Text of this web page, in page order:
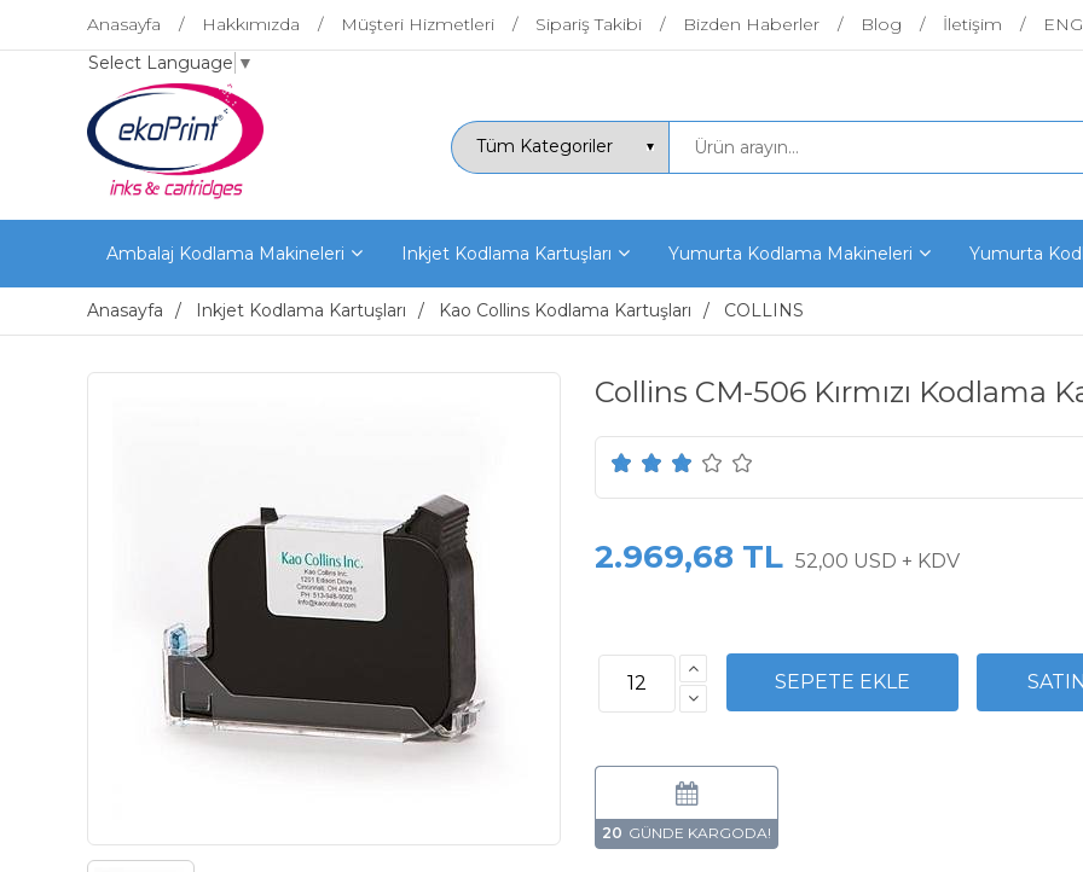
Anasayfa Hakkımızda Müşteri Hizmetleri Sipariş Takibi Bizden Haberler Blog İletişim
Select Language ▼
Ambalaj Kodlama Makineleri Inkjet Kodlama Kartuşları Yumurta Kodlama Makineleri Yumurta
Anasayfa Inkjet Kodlama Kartuşları Kao Collins Kodlama Kartuşları COLLINS
Collins CM-506 Kırmızı Kodlama
2.969,68 TL 52,00 USD + KDV
20